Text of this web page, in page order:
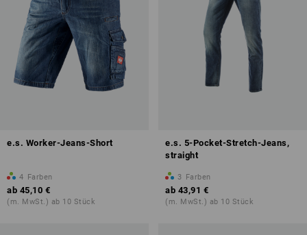
e.s. Worker-Jeans-Short
4 Farben
ab 45,10 €
(m. MwSt.) ab 10 Stück
e.s. 5-Pocket-Stretch-Jeans,
straight
3 Farben
ab 43,91 €
(m. MwSt.) ab 10 Stück